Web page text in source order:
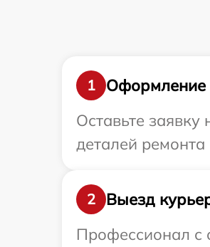
1
Оформление
Оставьте
деталей
2
Выезд
Профессионал с